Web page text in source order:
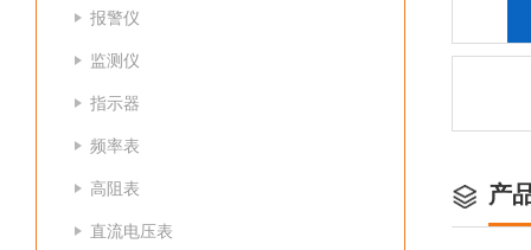
报警仪
监测仪
指示器
频率表
高阻表
直流电压表
产